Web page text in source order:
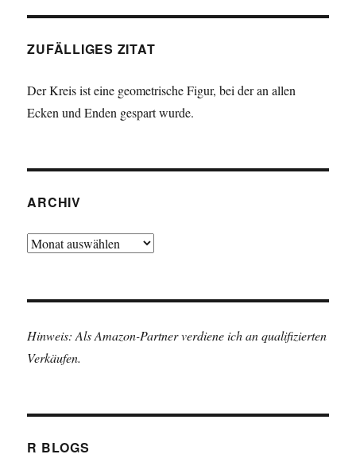
ZUFÄLLIGES ZITAT
Der Kreis ist eine geometrische Figur, bei der an allen
Ecken und Enden gespart wurde.
ARCHIV
Archiv
Hinweis: Als Amazon-Partner verdiene ich an qualifizierten
Verkäufen.
R BLOGS